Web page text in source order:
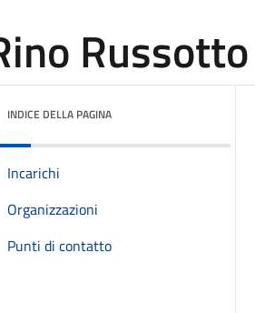
Russotto
INDICE DELLA PAGINA
Incarichi
Organizzazioni
Punti di contatto